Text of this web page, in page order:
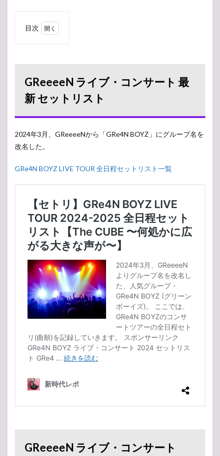
目次
ト 最新 セ
ットリス
ト
GReeeeN
コンサー
ト 2023
LIVE TOUR
2023「“The
GAME”」
2.2
GReeeeN
と不思議
な大集合
〜リーナ
ルーデ 大
脱走•破•
急
2023〜
3
ライブ・
コンサー
ト 2022
3.1
GReeeeN
2022「GReeeeN
GReeeeN
GReeeeN ライブ・コンサート 最
新 セットリスト
2024年3月、GReeeeNから「GRe4N BOYZ」にグループ名を
改名した。
GRe4N BOYZ LIVE TOUR 全日程セットリスト一覧
GReeeeN ライブ・コンサート